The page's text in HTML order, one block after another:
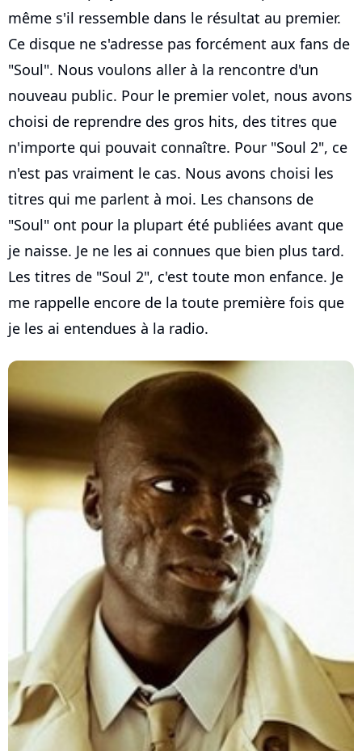
même s'il ressemble dans le résultat au premier.
Ce disque ne s'adresse pas forcément aux fans de
"Soul". Nous voulons aller à la rencontre d'un
nouveau public. Pour le premier volet, nous avons
choisi de reprendre des gros hits, des titres que
n'importe qui pouvait connaître. Pour "Soul 2", ce
n'est pas vraiment le cas. Nous avons choisi les
titres qui me parlent à moi. Les chansons de
"Soul" ont pour la plupart été publiées avant que
je naisse. Je ne les ai connues que bien plus tard.
Les titres de "Soul 2", c'est toute mon enfance. Je
me rappelle encore de la toute première fois que
je les ai entendues à la radio.